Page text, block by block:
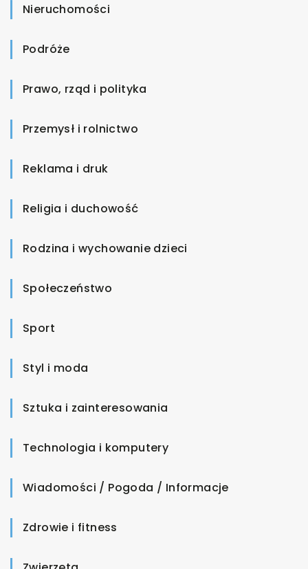
Nieruchomości
Podróże
Prawo, rząd i polityka
Przemysł i rolnictwo
Reklama i druk
Religia i duchowość
Rodzina i wychowanie dzieci
Społeczeństwo
Sport
Styl i moda
Sztuka i zainteresowania
Technologia i komputery
Wiadomości / Pogoda / Informacje
Zdrowie i fitness